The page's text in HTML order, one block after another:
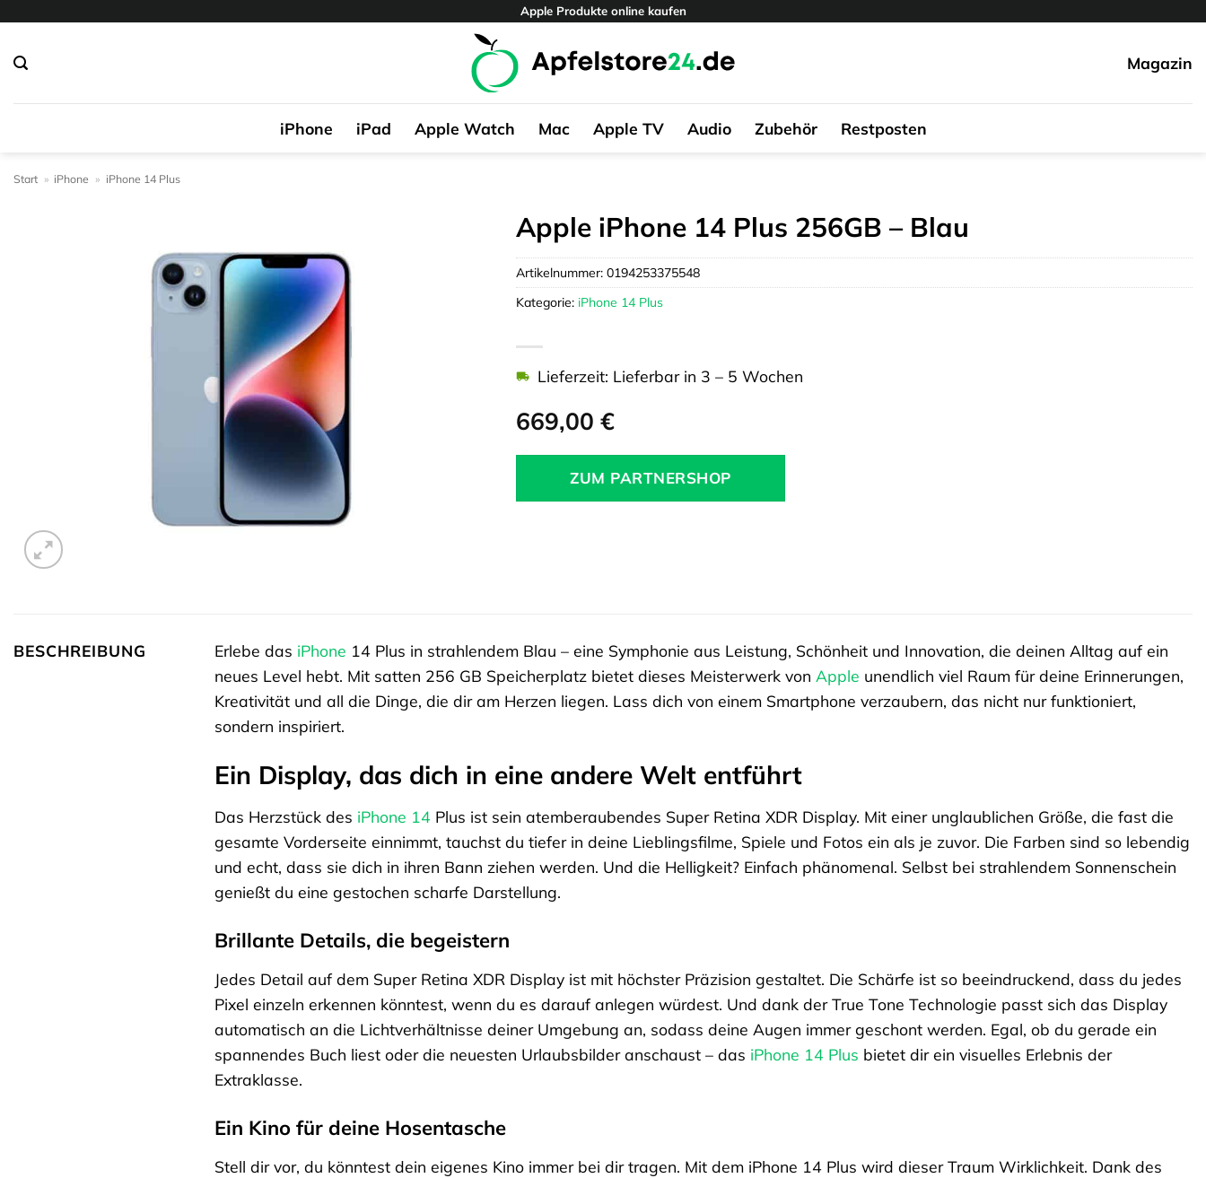
springen
Apple Produkte online kaufen
Magazin
iPhone iPad Apple Watch Mac Apple TV Audio Zubehör Restposten
Start » iPhone » iPhone 14 Plus
Apple iPhone 14 Plus 256GB – Blau
669,00 €
Lieferzeit: Lieferbar in 3 – 5 Wochen
ZUM PARTNERSHOP
Artikelnummer: 0194253375548
Kategorie: iPhone 14 Plus
BESCHREIBUNG Erlebe das iPhone 14 Plus in strahlendem Blau – eine Symphonie aus Leistung, Schönheit und Innovation, die deinen Alltag auf ein
neues Level hebt. Mit satten 256 GB Speicherplatz bietet dieses Meisterwerk von Apple unendlich viel Raum für deine Erinnerungen,
Kreativität und all die Dinge, die dir am Herzen liegen. Lass dich von einem Smartphone verzaubern, das nicht nur funktioniert,
sondern inspiriert.
Ein Display, das dich in eine andere Welt entführt
Das Herzstück des iPhone 14 Plus ist sein atemberaubendes Super Retina XDR Display. Mit einer unglaublichen Größe, die fast die
gesamte Vorderseite einnimmt, tauchst du tiefer in deine Lieblingsfilme, Spiele und Fotos ein als je zuvor. Die Farben sind so lebendig
und echt, dass sie dich in ihren Bann ziehen werden. Und die Helligkeit? Einfach phänomenal. Selbst bei strahlendem Sonnenschein
genießt du eine gestochen scharfe Darstellung.
Brillante Details, die begeistern
Jedes Detail auf dem Super Retina XDR Display ist mit höchster Präzision gestaltet. Die Schärfe ist so beeindruckend, dass du jedes
Pixel einzeln erkennen könntest, wenn du es darauf anlegen würdest. Und dank der True Tone Technologie passt sich das Display
automatisch an die Lichtverhältnisse deiner Umgebung an, sodass deine Augen immer geschont werden. Egal, ob du gerade ein
spannendes Buch liest oder die neuesten Urlaubsbilder anschaust – das iPhone 14 Plus bietet dir ein visuelles Erlebnis der
Extraklasse.
Ein Kino für deine Hosentasche
Stell dir vor, du könntest dein eigenes Kino immer bei dir tragen. Mit dem iPhone 14 Plus wird dieser Traum Wirklichkeit. Dank des